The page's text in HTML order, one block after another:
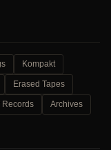
Kompakt
Erased Tapes
Records Archives